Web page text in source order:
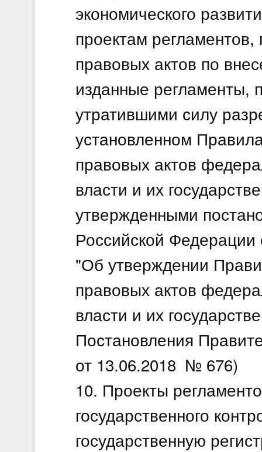
экономического
проектам
правовых актов по
изданные регламенты,
утратившими силу
установленном
правовых актов
власти и их
утвержденными
Российской Федерации
"Об утверждении
правовых актов
власти и их
Постановления
от 13.06.2018 № 676)
10. Проекты
государственного
государственную